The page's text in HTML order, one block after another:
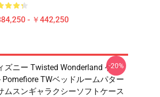
- ￥442,250
ズニー Twisted Wonderland ケー
Pomefiore TWベッドルームパター
ムスンギャラクシーソフトケース
-20%